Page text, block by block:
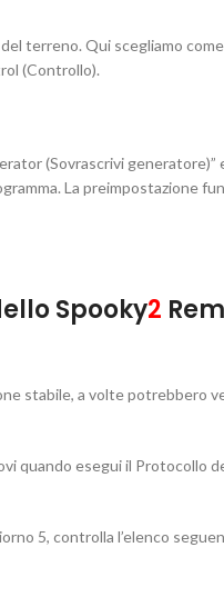
terreno. Qui scegliamo come
(Controllo).
(Sovrascrivi
La preimpostazione
Spooky2
stabile, a volte potrebbero
quando esegui il Protocollo
5, controlla l’elenco